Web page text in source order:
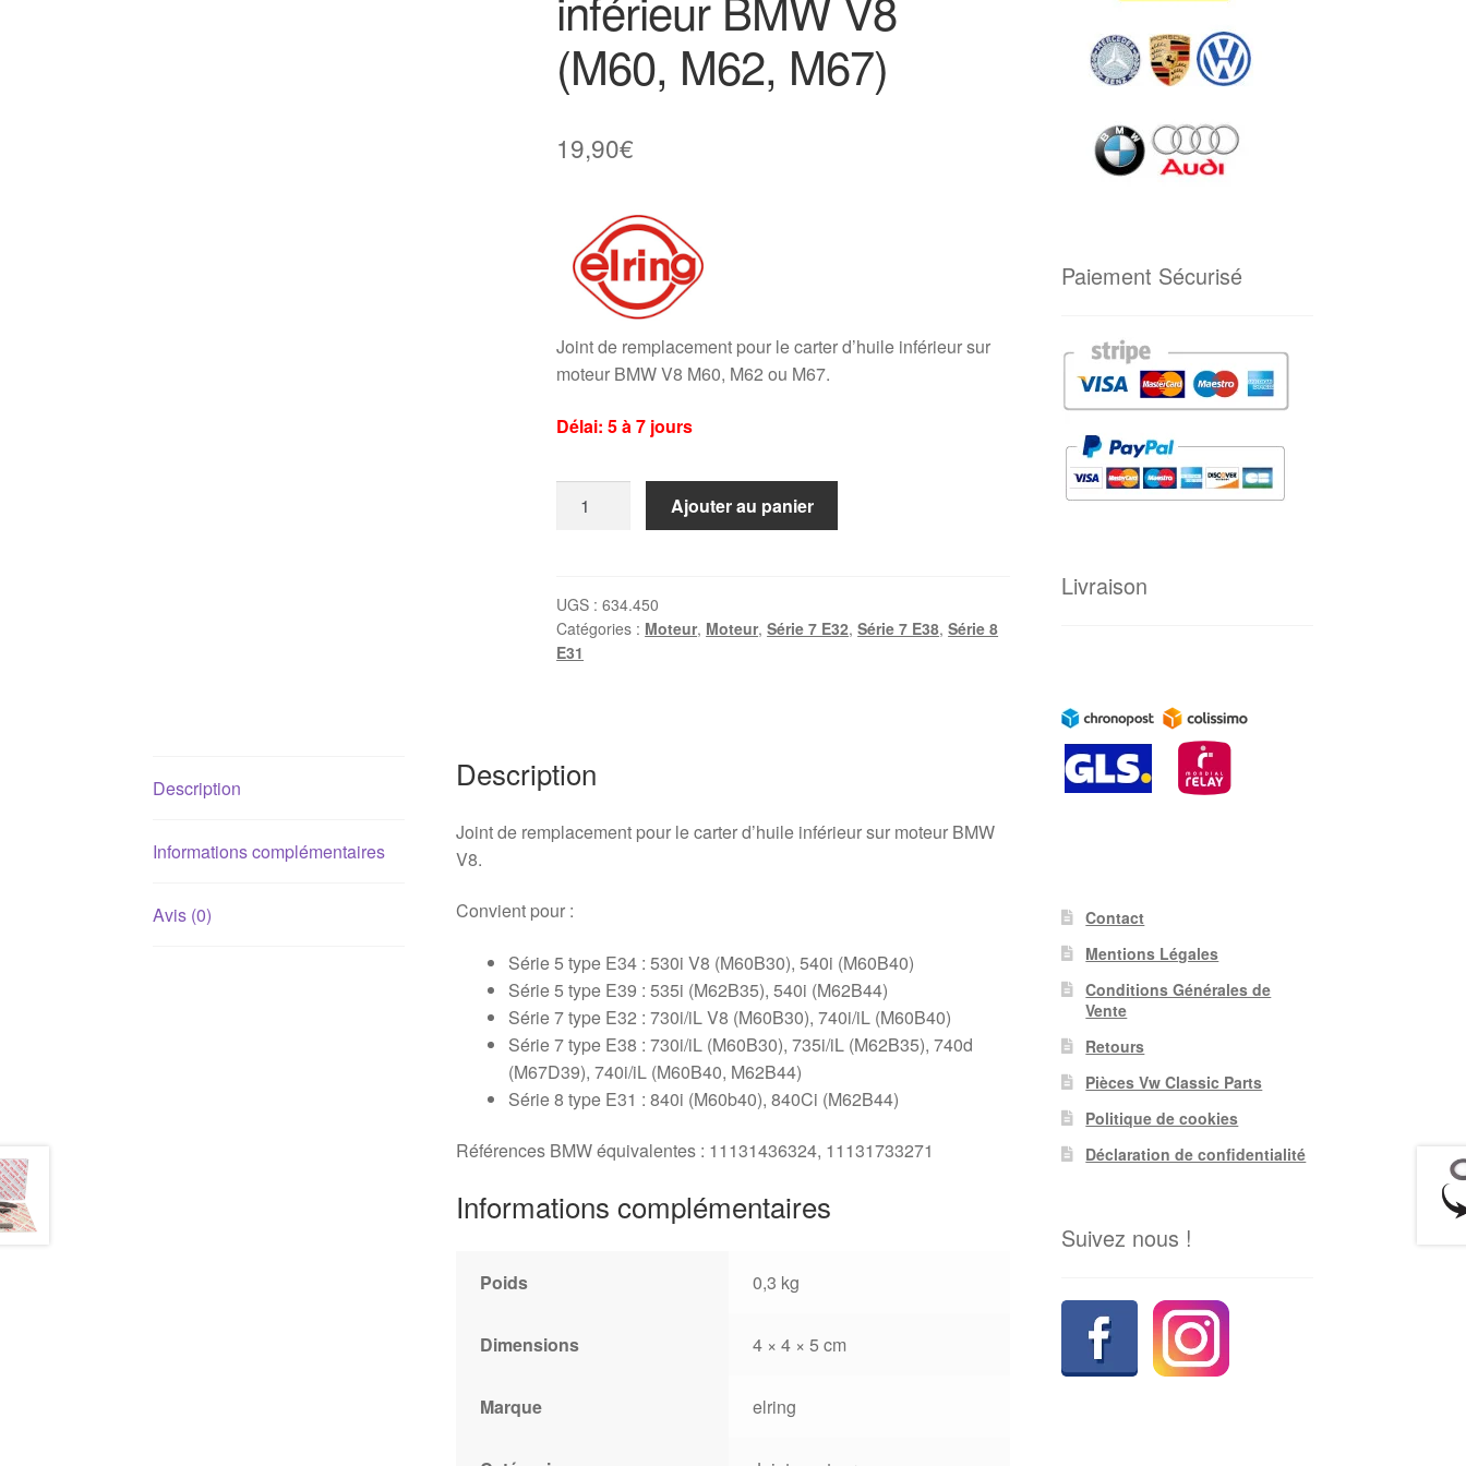
(M60, M62, M67)
19,90€
Joint de remplacement pour le carter d’huile inférieur sur
moteur BMW V8 M60, M62 ou M67.
Délai: 5 à 7 jours
carter
d'huile
inférieur
M62,
M67)
Ajouter au panier
UGS :634.450
Catégories : Moteur, Moteur,Série 7 E32,Série 7 E38,Série 8
E31
Description
Informations complémentaires
Avis (0)
Description
Joint de remplacement pour le carter d’huile inférieur sur moteur BMW
V8.
Convient pour :
Série 5 type E34 : 530i V8 (M60B30), 540i (M60B40)
Série 5 type E39 : 535i (M62B35), 540i (M62B44)
Série 7 type E32 : 730i/iL V8 (M60B30), 740i/iL (M60B40)
Série 7 type E38 : 730i/iL (M60B30), 735i/iL (M62B35), 740d
(M67D39), 740i/iL (M60B40, M62B44)
Série 8 type E31 : 840i (M60b40), 840Ci (M62B44)
Références BMW équivalentes : 11131436324, 11131733271
Informations complémentaires
Poids 0,3 kg
Dimensions 4 × 4 × 5 cm
Marque elring
Paiement Sécurisé
Livraison
Contact
Mentions Légales
Conditions Générales de
Vente
Retours
Pièces Vw Classic Parts
Politique de cookies
Déclaration de confidentialité
Suivez nous !